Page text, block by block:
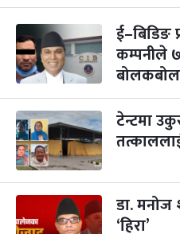
३
मंगल
महानवमी
कार्तिक ३, २०८३-Oct 20, 2026
४
५
बिहि
पापा‌ङ्कुशा एकादशी व्रत
कार्तिक ५, २०८३
आइत
कुकुर तिहार
कार्तिक २२, २०८३-Nov 8, 2026
ई–बिडिङ
कम्पनीले
बोलकबोल
टेन्टमा
डा. मनोज
‘हिरा’